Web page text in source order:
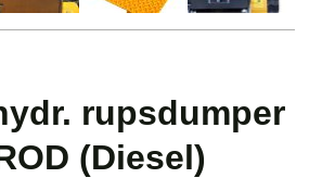
rupsdumper
(Diesel)